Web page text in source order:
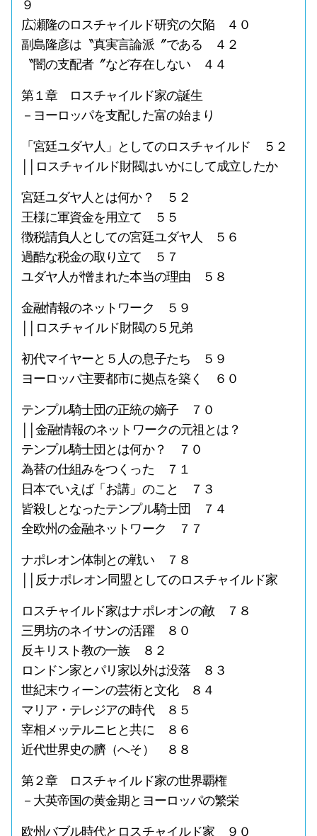
９
広瀬隆のロスチャイルド研究の欠陥 ４０
副島隆彦は〝真実言論派〞である ４２
〝闇の支配者〞など存在しない ４４
第１章 ロスチャイルド家の誕生
－ヨーロッパを支配した富の始まり
「宮廷ユダヤ人」としてのロスチャイルド ５２
││ロスチャイルド財閥はいかにして成立したか
宮廷ユダヤ人とは何か？ ５２
王様に軍資金を用立て ５５
徴税請負人としての宮廷ユダヤ人 ５６
過酷な税金の取り立て ５７
ユダヤ人が憎まれた本当の理由 ５８
金融情報のネットワーク ５９
││ロスチャイルド財閥の５兄弟
初代マイヤーと５人の息子たち ５９
ヨーロッパ主要都市に拠点を築く ６０
テンプル騎士団の正統の嫡子 ７０
││金融情報のネットワークの元祖とは？
テンプル騎士団とは何か？ ７０
為替の仕組みをつくった ７１
日本でいえば「お講」のこと ７３
皆殺しとなったテンプル騎士団 ７４
全欧州の金融ネットワーク ７７
ナポレオン体制との戦い ７８
││反ナポレオン同盟としてのロスチャイルド家
ロスチャイルド家はナポレオンの敵 ７８
三男坊のネイサンの活躍 ８０
反キリスト教の一族 ８２
ロンドン家とパリ家以外は没落 ８３
世紀末ウィーンの芸術と文化 ８４
マリア・テレジアの時代 ８５
宰相メッテルニヒと共に ８６
近代世界史の臍（へそ） ８８
第２章 ロスチャイルド家の世界覇権
－大英帝国の黄金期とヨーロッパの繁栄
欧州バブル時代とロスチャイルド家 ９０